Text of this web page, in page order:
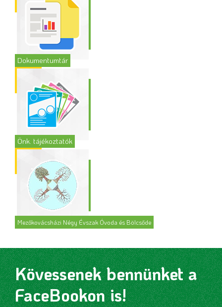
Dokumentumtár
Önk. tájékoztatók
Mezőkovácsházi Négy Évszak Óvoda és Bölcsőde
Kövessenek bennünket a
FaceBookon is!